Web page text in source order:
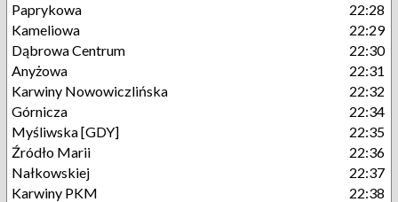
Paprykowa
22:28
Kameliowa
22:29
Dąbrowa Centrum
22:30
Anyżowa
22:31
Karwiny Nowowiczlińska
22:32
Górnicza
22:34
Myśliwska [GDY]
22:35
Źródło Marii
22:36
Nałkowskiej
22:37
Karwiny PKM
22:38